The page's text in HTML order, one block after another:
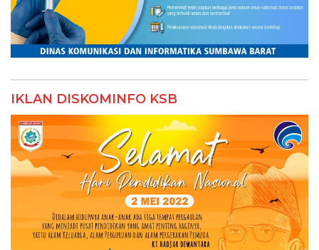
IKLAN DISKOMINFO KSB